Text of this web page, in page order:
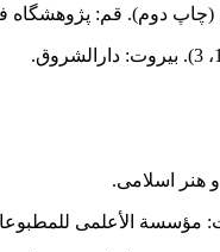
(چاپ دوم). قم: پژوهشگاه
بیروت: دارالشروق.
هنر اسلامی.